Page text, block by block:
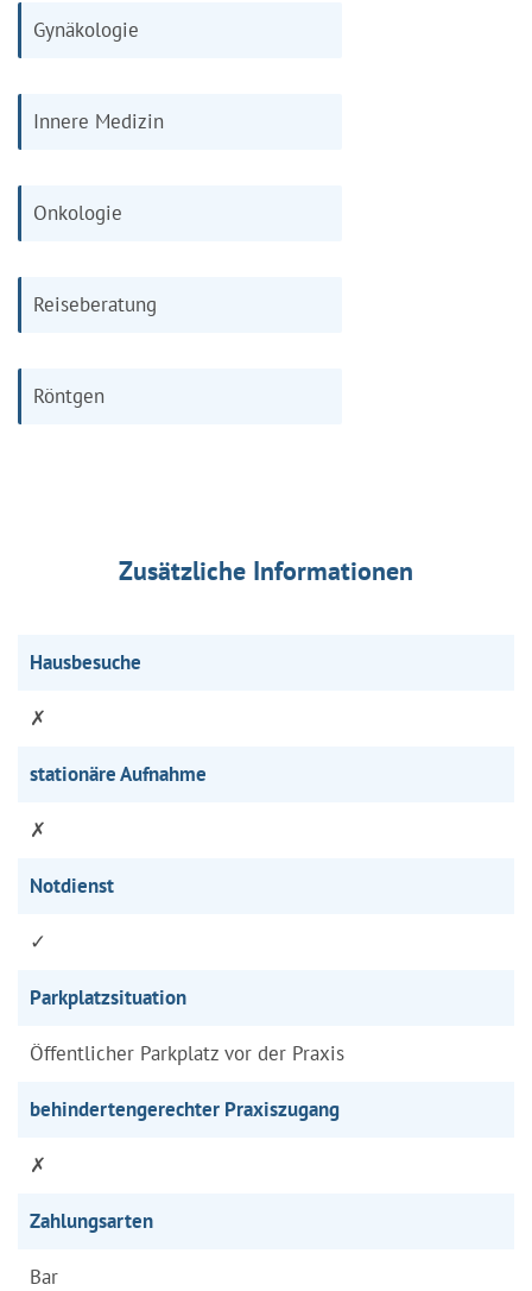
Gynäkologie
Innere Medizin
Onkologie
Reiseberatung
Röntgen
Zusätzliche Informationen
Hausbesuche
✗
stationäre Aufnahme
✗
Notdienst
✓
Parkplatzsituation
Öffentlicher Parkplatz vor der Praxis
behindertengerechter Praxiszugang
✗
Zahlungsarten
Bar